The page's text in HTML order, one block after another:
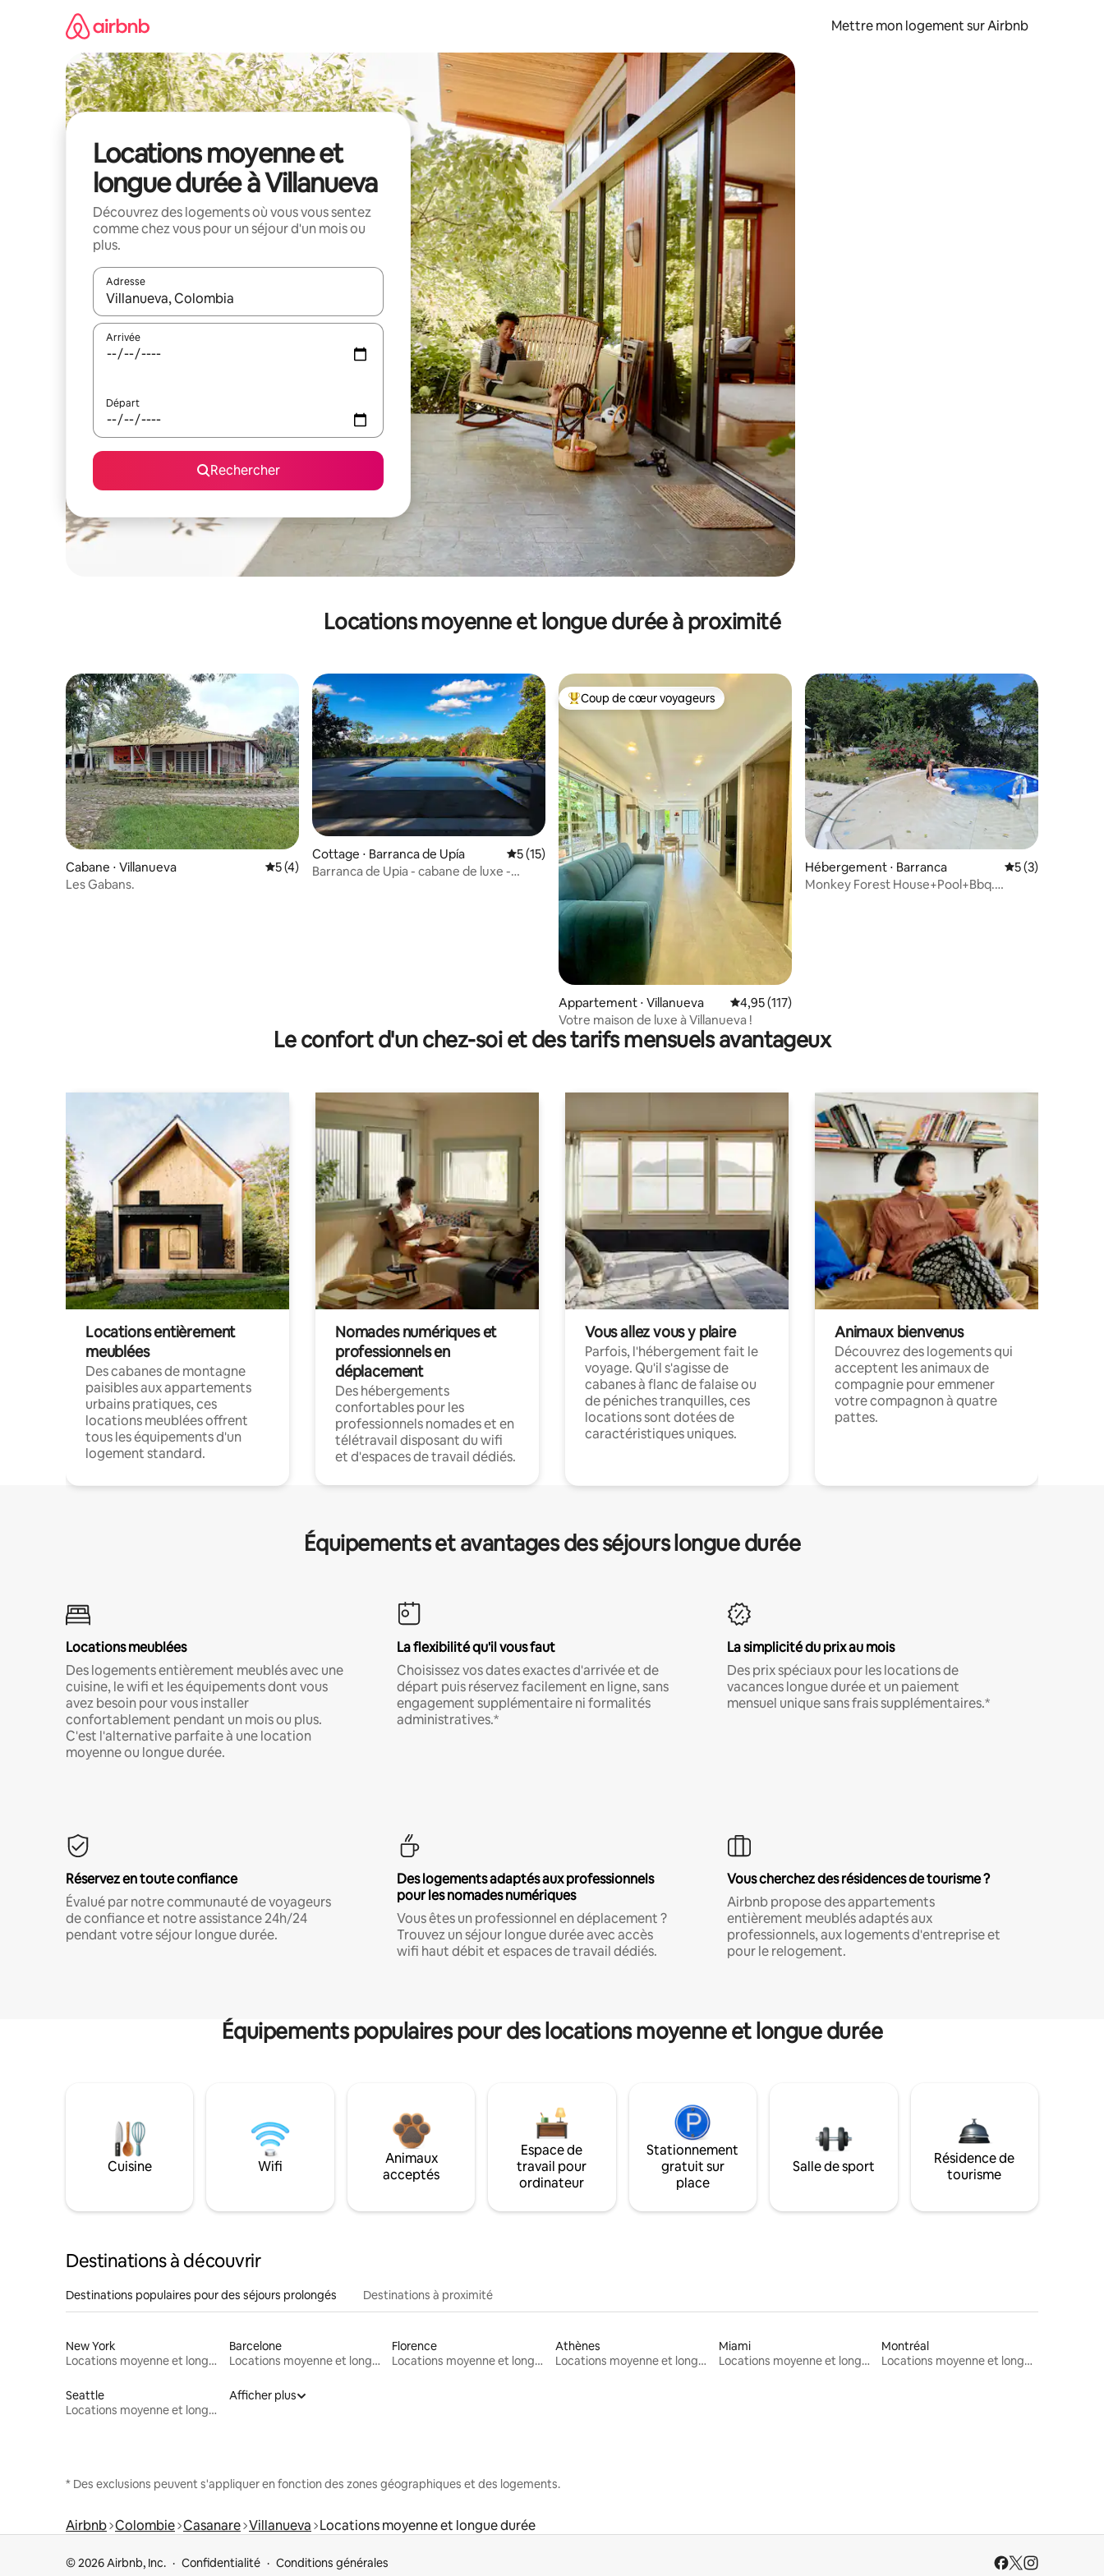
Mettre mon logement sur Airbnb
Locations moyenne et
longue durée à Villanueva
Découvrez des logements où vous vous sentez
comme chez vous pour un séjour d'un mois ou
plus.
Adresse
Lorsque les résultats s'affichent, utilisez les flèches vers le haut et vers le bas pour les parcourir ou en appuyant et en faisant glisser.
Arrivée
Départ
Rechercher
Locations moyenne et longue durée à proximité
Cabane ⋅ Villanueva Évaluation moyenne sur la base de 4 commentaires : 5 sur 5
5 (4)
Les Gabans.
Cottage ⋅ Barranca de Upía Évaluation moyenne sur la base de 15 commentaires : 5 sur 5
5 (15)
Barranca de Upia - cabane de luxe -
Coups de cœur voyageurs les plus appréciés
Coup de cœur voyageurs
Appartement ⋅ Villanueva Évaluation moyenne sur la base de 117 commentaires : 4,95 sur 5
4,95 (117)
Votre maison de luxe à Villanueva !
Hébergement ⋅ Barranca Évaluation
5 (3)
Monkey Forest House+Pool+Bbq.
Le confort d'un chez-soi et des tarifs mensuels avantageux
Locations entièrement
meublées
Des cabanes de montagne
paisibles aux appartements
urbains pratiques, ces
locations meublées offrent
tous les équipements d'un
logement standard.
Nomades numériques et
professionnels en
déplacement
Des hébergements
confortables pour les
professionnels nomades et en
télétravail disposant du wifi
et d'espaces de travail dédiés.
Vous allez vous y plaire
Parfois, l'hébergement fait le
voyage. Qu'il s'agisse de
cabanes à flanc de falaise ou
de péniches tranquilles, ces
locations sont dotées de
caractéristiques uniques.
Animaux bienvenus
Découvrez des logements qui
acceptent les animaux de
compagnie pour emmener
votre compagnon à quatre
pattes.
Équipements et avantages des séjours longue durée
Locations meublées
Des logements entièrement meublés avec une
cuisine, le wifi et les équipements dont vous
avez besoin pour vous installer
confortablement pendant un mois ou plus.
C'est l'alternative parfaite à une location
moyenne ou longue durée.
La flexibilité qu'il vous faut
Choisissez vos dates exactes d'arrivée et de
départ puis réservez facilement en ligne, sans
engagement supplémentaire ni formalités
administratives.*
La simplicité du prix au mois
Des prix spéciaux pour les locations de
vacances longue durée et un paiement
mensuel unique sans frais supplémentaires.*
Réservez en toute confiance
Évalué par notre communauté de voyageurs
de confiance et notre assistance 24h/24
pendant votre séjour longue durée.
Des logements adaptés aux professionnels
pour les nomades numériques
Vous êtes un professionnel en déplacement ?
Trouvez un séjour longue durée avec accès
wifi haut débit et espaces de travail dédiés.
Vous cherchez des résidences de tourisme ?
Airbnb propose des appartements
entièrement meublés adaptés aux
professionnels, aux logements d'entreprise et
pour le relogement.
Équipements populaires pour des locations moyenne et longue durée
Cuisine Wifi
Animaux
acceptés
Espace de
travail pour
ordinateur
Stationnement
gratuit sur
place
Salle de sport
Résidence de
tourisme
Destinations à découvrir
Destinations populaires pour des séjours prolongés Destinations à proximité
New York
Locations moyenne et longue durée
Barcelone
Locations moyenne et longue durée
Florence
Locations moyenne et longue durée
Athènes
Locations moyenne et longue durée
Miami
Locations moyenne et longue durée
Montréal
Locations moyenne et longue durée
Seattle
Locations moyenne et longue durée
Afficher plus
* Des exclusions peuvent s'appliquer en fonction des zones géographiques et des logements.
Airbnb Colombie Casanare Villanueva Locations moyenne et longue durée
© 2026 Airbnb, Inc. Confidentialité Conditions générales